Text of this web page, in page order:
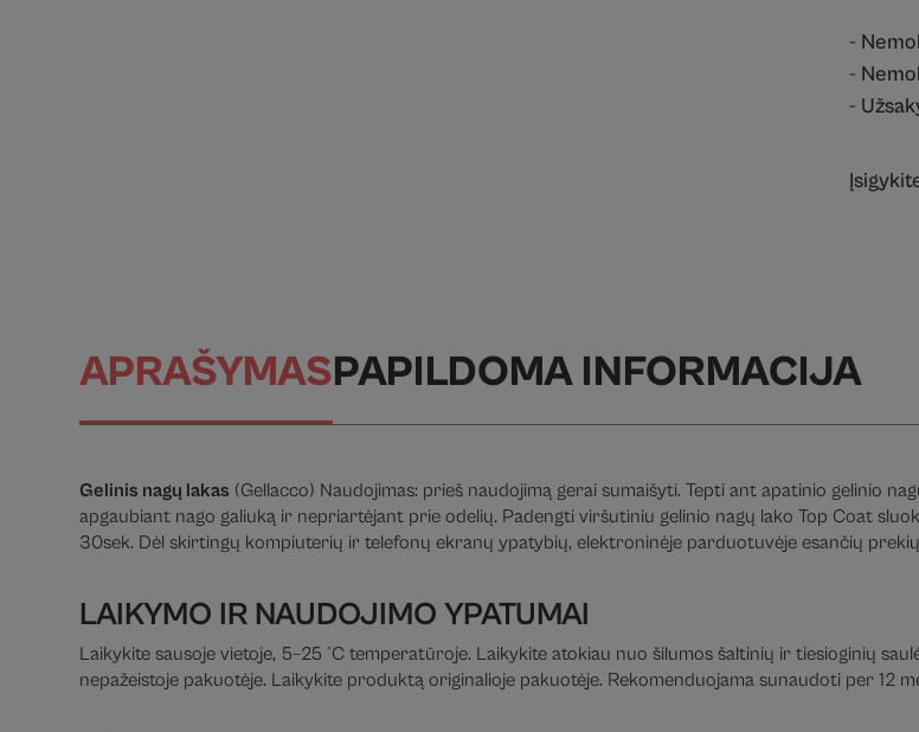
-
-
-
APRAŠYMASPAPILDOMA INFORMACIJA
Gelinis nagų lakas (Gellacco) Naudojimas: prieš naudojimą gerai sumaišyti. Tepti ant apatinio gelinio
apgaubiant nago galiuką ir nepriartėjant prie odelių. Padengti viršutiniu gelinio nagų lako Top Coat
30sek. Dėl skirtingų kompiuterių ir telefonų ekranų ypatybių, elektroninėje parduotuvėje esančių
LAIKYMO IR NAUDOJIMO YPATUMAI
Laikykite sausoje vietoje, 5–25 °C temperatūroje. Laikykite atokiau nuo šilumos šaltinių ir tiesioginių
nepažeistoje pakuotėje. Laikykite produktą originalioje pakuotėje. Rekomenduojama sunaudoti per 12